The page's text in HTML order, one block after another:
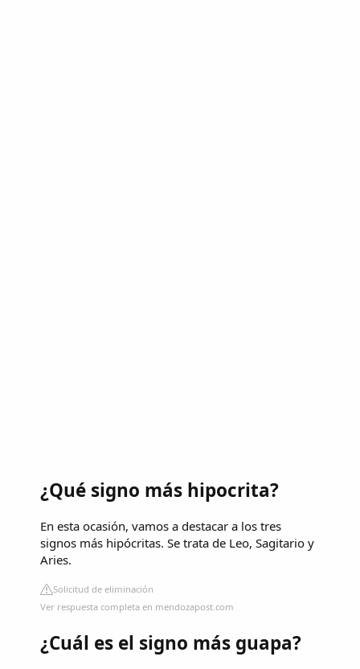
¿Qué signo más hipocrita?
En esta ocasión, vamos a destacar a los tres
signos más hipócritas. Se trata de Leo, Sagitario y
Aries.
Solicitud de eliminación
Ver respuesta completa en mendozapost.com
¿Cuál es el signo más guapa?